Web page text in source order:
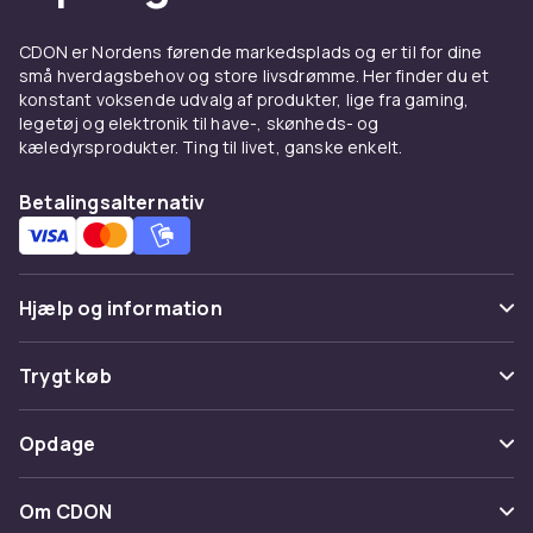
beklædningsgenstanden sidder pænt og føles
behagelig hele dagen lang.
Materiale, der holder formen
takket være dens bløde fornemmelse og gode
åndbarhed. Bomuldsblandinger med stretch
giver ekstra bevægelsesfrihed og hjælper
form over tid. Uanset om du bruger din t-shirt
til hverdag, arbejde eller fritid, er komfort
afgørende.
træning
En t-shirt er mere end bare et
CDON er Nordens førende markedsplads og er til for dine
små hverdagsbehov og store livsdrømme. Her finder du et
konstant voksende udvalg af produkter, lige fra gaming,
legetøj og elektronik til have-, skønheds- og
kæledyrsprodukter. Ting til livet, ganske enkelt.
Betalingsalternativ
Hjælp og information
Ofte stillede spørgsmål
Spor pakke
Fortryd & returner her
Kontakt os
Trygt køb
Betaling
Levering
Opdage
Kategorier
Om CDON